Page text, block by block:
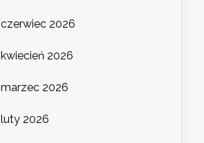
czerwiec 2026
kwiecień 2026
marzec 2026
luty 2026